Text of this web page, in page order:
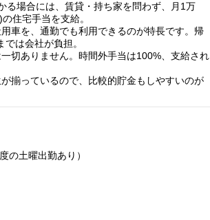
る場合には、賃貸・持ち家を問わず、月1万
住宅手当を支給。
車を、通勤でも利用できるのが特長です。帰
は会社が負担。
切ありません。時間外手当は100%、支給され
揃っているので、比較的貯金もしやすいのが
の土曜出勤あり）